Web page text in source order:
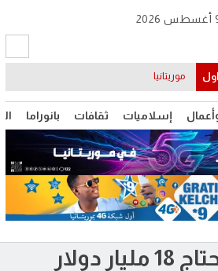
إسلاميات ثقافات بانوراما
موريتانيا
وزيرة البيئة: نحتاج 18 مليار دولار